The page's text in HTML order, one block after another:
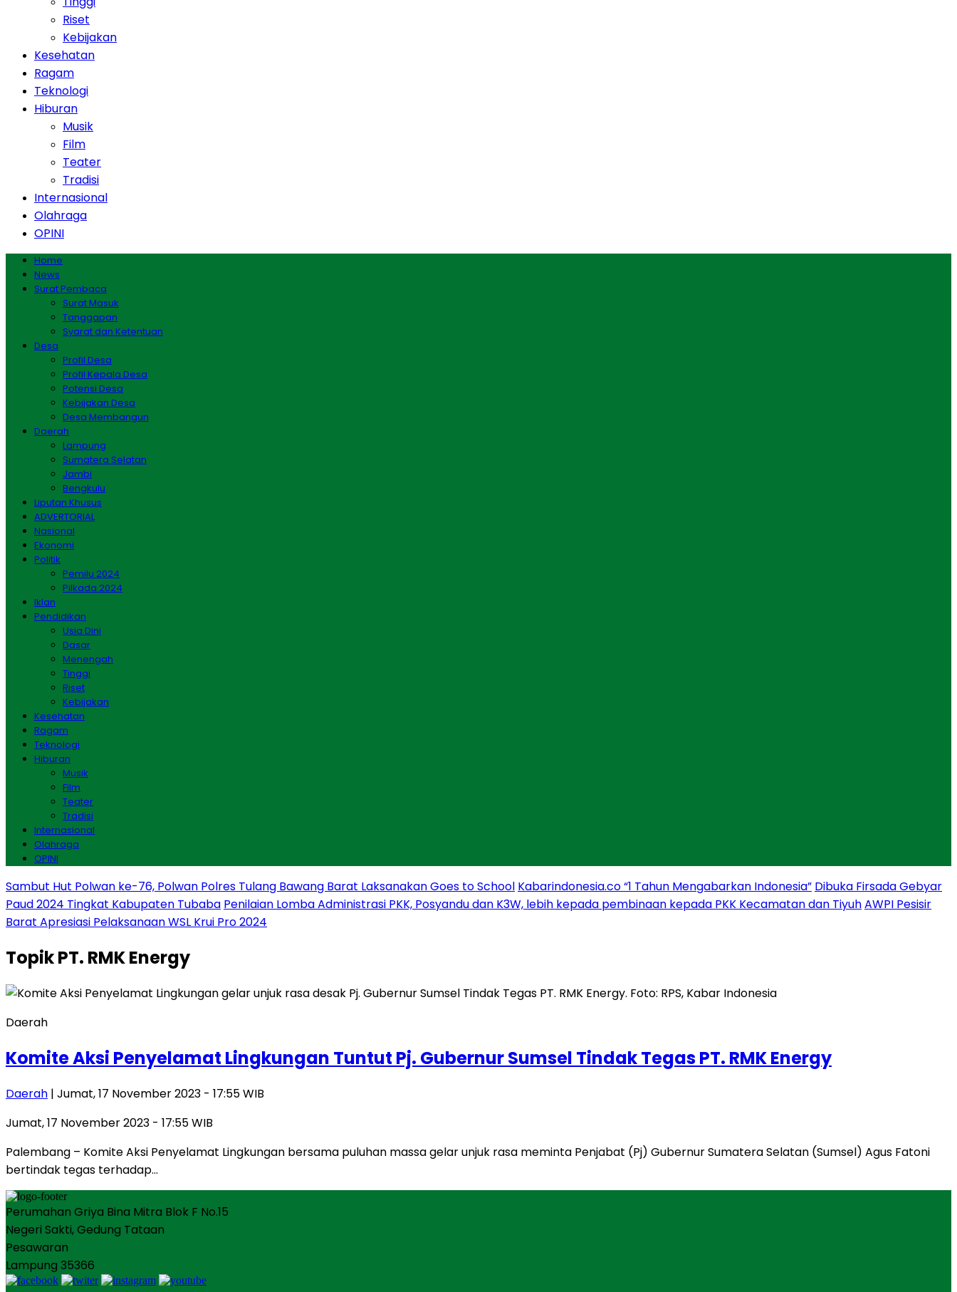
Riset
Kebijakan
Kesehatan
Ragam
Teknologi
Hiburan
Musik
Film
Teater
Tradisi
Internasional
Olahraga
OPINI
Home
News
Surat Pembaca
Surat Masuk
Tanggapan
Syarat dan Ketentuan
Desa
Profil Desa
Profil Kepala Desa
Potensi Desa
Kebijakan Desa
Desa Membangun
Daerah
Lampung
Sumatera Selatan
Jambi
Bengkulu
Liputan Khusus
ADVERTORIAL
Nasional
Ekonomi
Politik
Pemilu 2024
Pilkada 2024
Iklan
Pendidikan
Usia Dini
Dasar
Menengah
Tinggi
Riset
Kebijakan
Kesehatan
Ragam
Teknologi
Hiburan
Musik
Film
Teater
Tradisi
Internasional
Olahraga
OPINI
Sambut Hut Polwan ke-76, Polwan Polres Tulang Bawang Barat Laksanakan Goes to School Kabarindonesia.co “1 Tahun Mengabarkan Indonesia” Dibuka Firsada Gebyar
Paud 2024 Tingkat Kabupaten Tubaba Penilaian Lomba Administrasi PKK, Posyandu dan K3W, lebih kepada pembinaan kepada PKK Kecamatan dan TiyuhAWPI Pesisir
Barat Apresiasi Pelaksanaan WSL Krui Pro 2024
TopikPT. RMK Energy
Daerah
Komite Aksi Penyelamat Lingkungan Tuntut Pj. Gubernur Sumsel Tindak Tegas PT. RMK Energy
Daerah | Jumat, 17 November 2023 - 17:55 WIB
Jumat, 17 November 2023 - 17:55 WIB
Palembang – Komite Aksi Penyelamat Lingkungan bersama puluhan massa gelar unjuk rasa meminta Penjabat (Pj) Gubernur Sumatera Selatan (Sumsel) Agus Fatoni
bertindak tegas terhadap…
Perumahan Griya Bina Mitra Blok F No.15
Negeri Sakti, Gedung Tataan
Pesawaran
Lampung 35366